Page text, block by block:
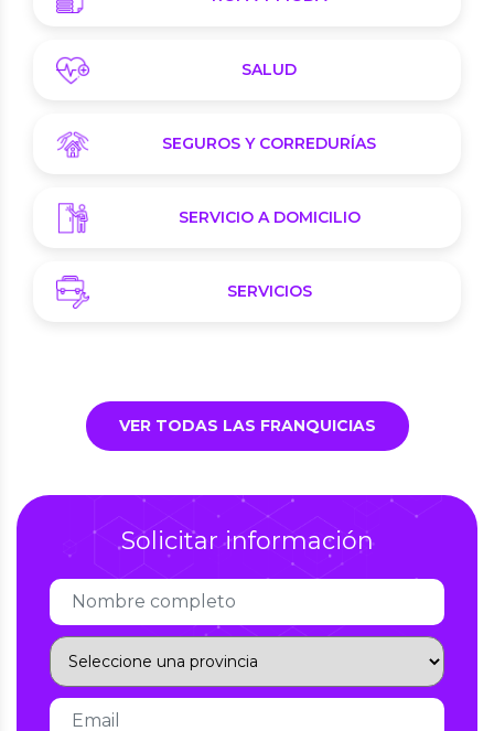
SALUD
SEGUROS Y CORREDURÍAS
SERVICIO A DOMICILIO
SERVICIOS
VER TODAS LAS FRANQUICIAS
Solicitar información